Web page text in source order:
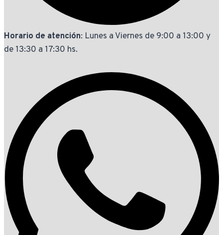
Horario de atención: Lunes a Viernes de 9:00 a 13:00 y
de 13:30 a 17:30 hs.